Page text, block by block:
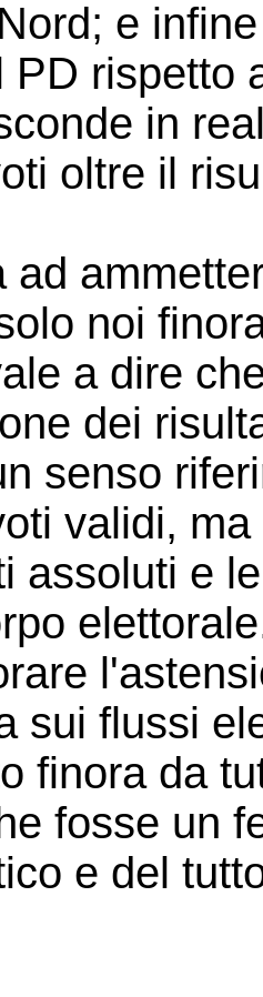
e
PD rispetto
in
oltre il
ad
noi
a dire
dei
senso
validi,
assoluti e
sui flussi
finora da
fosse un
e del